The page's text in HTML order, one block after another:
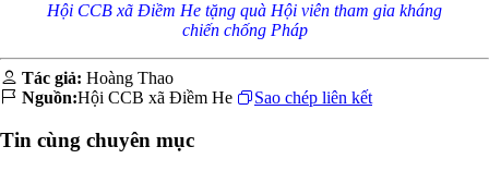
Hội CCB xã Điềm He tặng quà Hội viên tham gia kháng
chiến chống Pháp
Tác giả: Hoàng Thao
Nguồn:Hội CCB xã Điềm He Sao chép liên kết
Tin cùng chuyên mục